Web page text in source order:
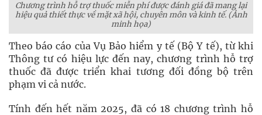
Chương trình hỗ trợ thuốc miễn phí được đánh giá đã mang lại
hiệu quả thiết thực về mặt xã hội, chuyên môn và kinh tế. (Ảnh
minh họa)
Theo báo cáo của Vụ Bảo hiểm y tế (Bộ Y tế), từ khi
Thông tư có hiệu lực đến nay, chương trình hỗ trợ
thuốc đã được triển khai tương đối đồng bộ trên
phạm vi cả nước.
Tính đến hết năm 2025, đã có 18 chương trình hỗ